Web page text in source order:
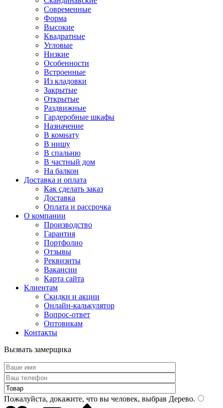
Современные
Форма
Высокие
Квадратные
Угловые
Низкие
Особенности
Встроенные
Из кладовки
Закрытые
Открытые
Раздвижные
Гардеробные шкафы
Назначение
В комнату
В нишу
В спальню
В частный дом
На балкон
Доставка и оплата
Как сделать заказ
Доставка
Оплата и рассрочка
О компании
Производство
Гарантия
Портфолио
Отзывы
Реквизиты
Вакансии
Карта сайта
Клиентам
Скидки и акции
Онлайн-калькулятор
Вопрос-ответ
Оптовикам
Контакты
Вызвать замерщика
Пожалуйста, докажите, что вы человек, выбрав Дерево.